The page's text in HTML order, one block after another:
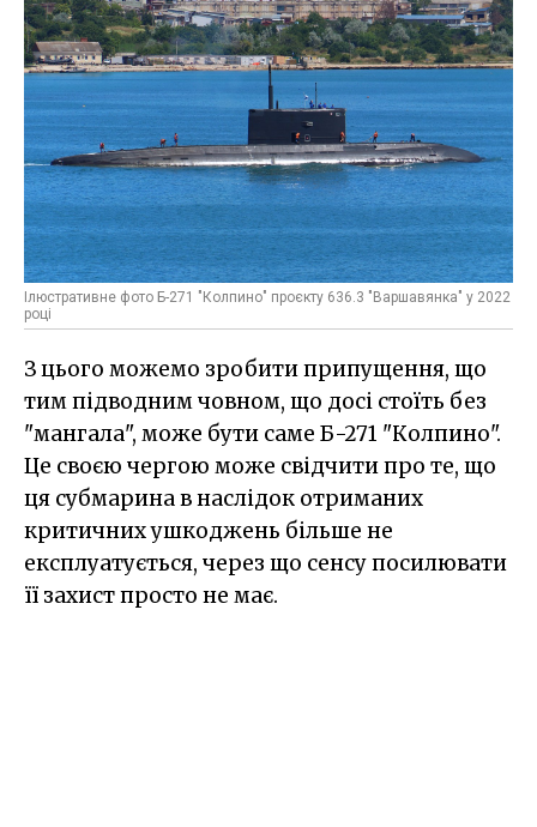
Ілюстративне фото Б-271 "Колпино" проєкту 636.3 "Варшавянка" у 2022
році
З цього можемо зробити припущення, що
тим підводним човном, що досі стоїть без
"мангала", може бути саме Б-271 "Колпино".
Це своєю чергою може свідчити про те, що
ця субмарина в наслідок отриманих
критичних ушкоджень більше не
експлуатується, через що сенсу посилювати
її захист просто не має.